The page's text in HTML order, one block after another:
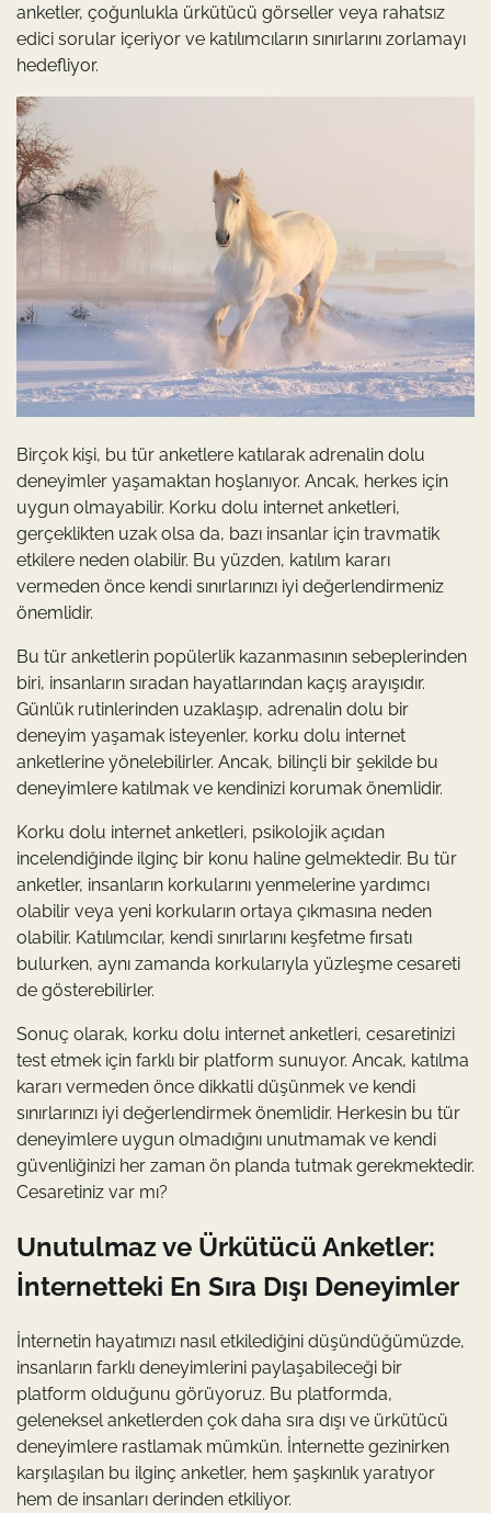
anketler, çoğunlukla ürkütücü görseller veya rahatsız
edici sorular içeriyor ve katılımcıların sınırlarını zorlamayı
hedefliyor.
Birçok kişi, bu tür anketlere katılarak adrenalin dolu
deneyimler yaşamaktan hoşlanıyor. Ancak, herkes için
uygun olmayabilir. Korku dolu internet anketleri,
gerçeklikten uzak olsa da, bazı insanlar için travmatik
etkilere neden olabilir. Bu yüzden, katılım kararı
vermeden önce kendi sınırlarınızı iyi değerlendirmeniz
önemlidir.
Bu tür anketlerin popülerlik kazanmasının sebeplerinden
biri, insanların sıradan hayatlarından kaçış arayışıdır.
Günlük rutinlerinden uzaklaşıp, adrenalin dolu bir
deneyim yaşamak isteyenler, korku dolu internet
anketlerine yönelebilirler. Ancak, bilinçli bir şekilde bu
deneyimlere katılmak ve kendinizi korumak önemlidir.
Korku dolu internet anketleri, psikolojik açıdan
incelendiğinde ilginç bir konu haline gelmektedir. Bu tür
anketler, insanların korkularını yenmelerine yardımcı
olabilir veya yeni korkuların ortaya çıkmasına neden
olabilir. Katılımcılar, kendi sınırlarını keşfetme fırsatı
bulurken, aynı zamanda korkularıyla yüzleşme cesareti
de gösterebilirler.
Sonuç olarak, korku dolu internet anketleri, cesaretinizi
test etmek için farklı bir platform sunuyor. Ancak, katılma
kararı vermeden önce dikkatli düşünmek ve kendi
sınırlarınızı iyi değerlendirmek önemlidir. Herkesin bu tür
deneyimlere uygun olmadığını unutmamak ve kendi
güvenliğinizi her zaman ön planda tutmak gerekmektedir.
Cesaretiniz var mı?
Unutulmaz ve Ürkütücü Anketler:
İnternetteki En Sıra Dışı Deneyimler
İnternetin hayatımızı nasıl etkilediğini düşündüğümüzde,
insanların farklı deneyimlerini paylaşabileceği bir
platform olduğunu görüyoruz. Bu platformda,
geleneksel anketlerden çok daha sıra dışı ve ürkütücü
deneyimlere rastlamak mümkün. İnternette gezinirken
karşılaşılan bu ilginç anketler, hem şaşkınlık yaratıyor
hem de insanları derinden etkiliyor.